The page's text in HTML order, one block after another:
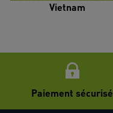
Vietnam
Paiement sécurisé